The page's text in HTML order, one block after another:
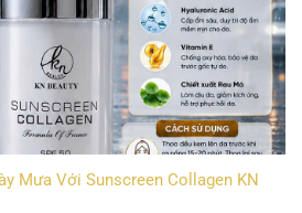
Mưa Với Sunscreen Collagen KN